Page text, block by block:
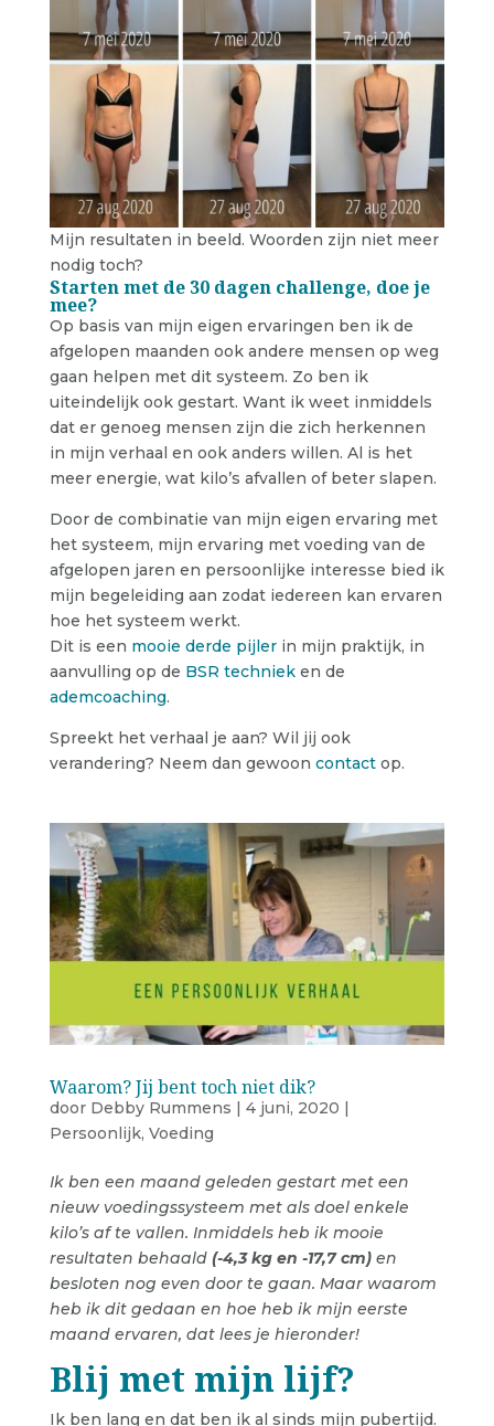
Mijn resultaten in beeld. Woorden zijn niet meer
nodig toch?
Starten met de 30 dagen challenge, doe je
mee?
Op basis van mijn eigen ervaringen ben ik de
afgelopen maanden ook andere mensen op weg
gaan helpen met dit systeem. Zo ben ik
uiteindelijk ook gestart. Want ik weet inmiddels
dat er genoeg mensen zijn die zich herkennen
in mijn verhaal en ook anders willen. Al is het
meer energie, wat kilo’s afvallen of beter slapen.
Door de combinatie van mijn eigen ervaring met
het systeem, mijn ervaring met voeding van de
afgelopen jaren en persoonlijke interesse bied ik
mijn begeleiding aan zodat iedereen kan ervaren
hoe het systeem werkt.
Dit is een mooie derde pijler in mijn praktijk, in
aanvulling op de BSR techniek en de
ademcoaching.
Spreekt het verhaal je aan? Wil jij ook
verandering? Neem dan gewoon contact op.
Waarom? Jij bent toch niet dik?
door Debby Rummens | 4 juni, 2020 |
Persoonlijk, Voeding
Ik ben een maand geleden gestart met een
nieuw voedingssysteem met als doel enkele
kilo’s af te vallen. Inmiddels heb ik mooie
resultaten behaald (-4,3 kg en -17,7 cm)en
besloten nog even door te gaan. Maar waarom
heb ik dit gedaan en hoe heb ik mijn eerste
maand ervaren, dat lees je hieronder!
Blij met mijn lijf?
Ik ben lang en dat ben ik al sinds mijn pubertijd.